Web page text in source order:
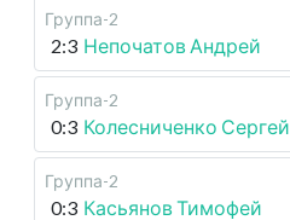
Группа-2
2:3 Непочатов Андрей
Группа-2
0:3 Колесниченко Сергей
Группа-2
0:3 Касьянов Тимофей